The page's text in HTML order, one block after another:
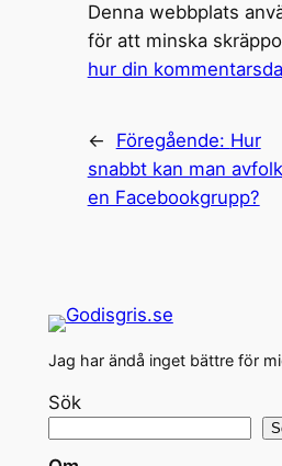
Denna webbplats
för att minska
hur din
← Föregående: Hur
snabbt kan man
en Facebookgrupp?
Jag har ändå inget bättre för
Sök